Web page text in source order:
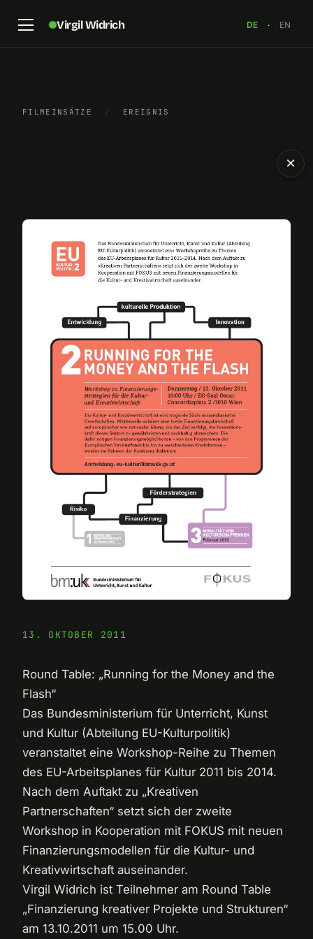
Virgil Widrich DE · EN
FILMEINSÄTZE / EREIGNIS
13. OKTOBER 2011
Round Table: „Running for the Money and the
Flash“
Das Bundesministerium für Unterricht, Kunst
und Kultur (Abteilung EU-Kulturpolitik)
veranstaltet eine Workshop-Reihe zu Themen
des EU-Arbeitsplanes für Kultur 2011 bis 2014.
Nach dem Auftakt zu „Kreativen
Partnerschaften“ setzt sich der zweite
Workshop in Kooperation mit FOKUS mit neuen
Finanzierungsmodellen für die Kultur- und
Kreativwirtschaft auseinander.
Virgil Widrich ist Teilnehmer am Round Table
„Finanzierung kreativer Projekte und Strukturen“
am 13.10.2011 um 15.00 Uhr.
×